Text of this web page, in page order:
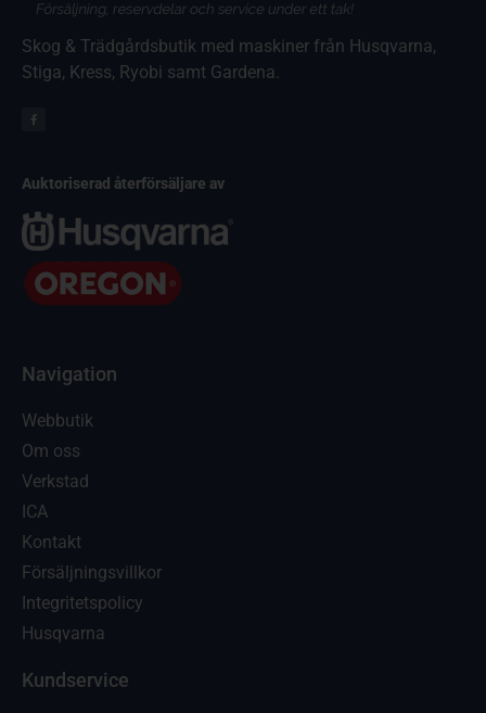
Skog & Trädgårdsbutik med maskiner från Husqvarna,
Stiga, Kress, Ryobi samt Gardena.
Auktoriserad återförsäljare av
Navigation
Webbutik
Om oss
Verkstad
ICA
Kontakt
Försäljningsvillkor
Integritetspolicy
Husqvarna
Kundservice